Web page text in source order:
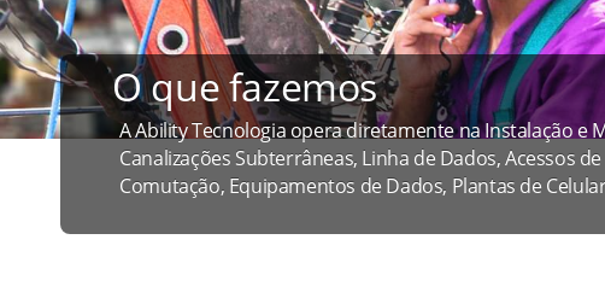
O que fazemos
A Ability Tecnologia opera diretamente na Instalação e
Canalizações Subterrâneas, Linha de Dados, Acessos
Comutação, Equipamentos de Dados, Plantas de